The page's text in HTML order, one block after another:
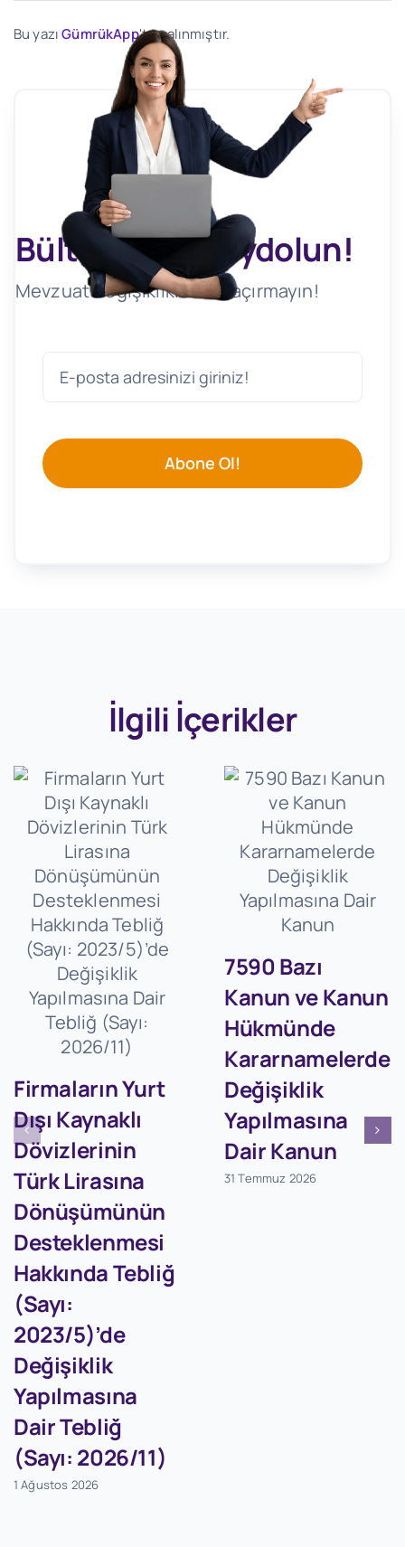
Bu yazıGümrükApp'ten alınmıştır.
Bültenimize Kaydolun!
Mevzuat Değişikliklerini Kaçırmayın!
Abone Ol!
İlgili İçerikler
Firmaların Yurt
Dışı Kaynaklı
Dövizlerinin
Türk Lirasına
Dönüşümünün
Desteklenmesi
Hakkında Tebliğ
(Sayı:
2023/5)’de
Değişiklik
Yapılmasına
Dair Tebliğ
(Sayı: 2026/11)
1 Ağustos 2026
7590 Bazı
Kanun ve Kanun
Hükmünde
Kararnamelerde
Değişiklik
Yapılmasına
Dair Kanun
31 Temmuz 2026